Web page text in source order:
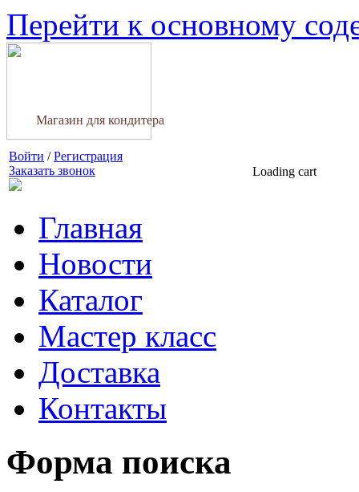
Перейти к основному
Магазин для кондитера
Войти /Регистрация
Заказать звонок
Loading cart
Главная
Новости
Каталог
Мастер класс
Доставка
Контакты
Форма поиска